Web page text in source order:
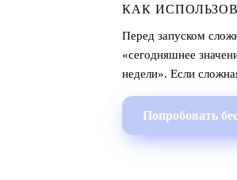
КАК
Перед запуском
«сегодняшнее
недели». Если
Попробовать